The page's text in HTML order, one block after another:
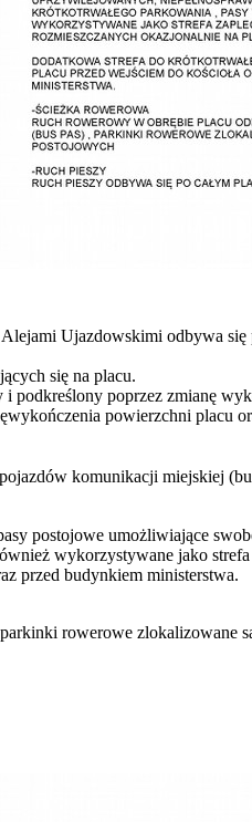
Ujazdowskimi odbywa
się na placu.
podkreślony poprzez zmianę
powierzchni placu
komunikacji miejskiej
postojowe umożliwiające
wykorzystywane jako
przed budynkiem ministerstwa.
rowerowe zlokalizowane